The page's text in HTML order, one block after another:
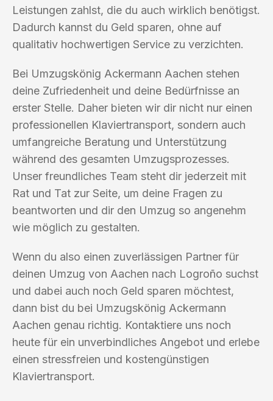
Leistungen zahlst, die du auch wirklich benötigst.
Dadurch kannst du Geld sparen, ohne auf
qualitativ hochwertigen Service zu verzichten.
Bei Umzugskönig Ackermann Aachen stehen
deine Zufriedenheit und deine Bedürfnisse an
erster Stelle. Daher bieten wir dir nicht nur einen
professionellen Klaviertransport, sondern auch
umfangreiche Beratung und Unterstützung
während des gesamten Umzugsprozesses.
Unser freundliches Team steht dir jederzeit mit
Rat und Tat zur Seite, um deine Fragen zu
beantworten und dir den Umzug so angenehm
wie möglich zu gestalten.
Wenn du also einen zuverlässigen Partner für
deinen Umzug von Aachen nach Logroño suchst
und dabei auch noch Geld sparen möchtest,
dann bist du bei Umzugskönig Ackermann
Aachen genau richtig. Kontaktiere uns noch
heute für ein unverbindliches Angebot und erlebe
einen stressfreien und kostengünstigen
Klaviertransport.